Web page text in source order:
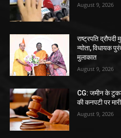
August 9, 2026
राष्ट्रपति
न्योता, विधायक
मुलाकात
August 9, 2026
CG: जमीन के
की कनपटी पर
August 9, 2026